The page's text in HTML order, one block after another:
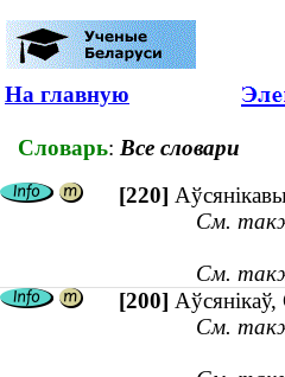
На главную
Словарь: Все словари
[220]
См.
См.
[200]
См.